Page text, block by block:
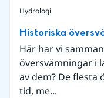
Hydrologi
Historiska
Här har vi
översvämningar i
av dem? De flesta
tid, me...